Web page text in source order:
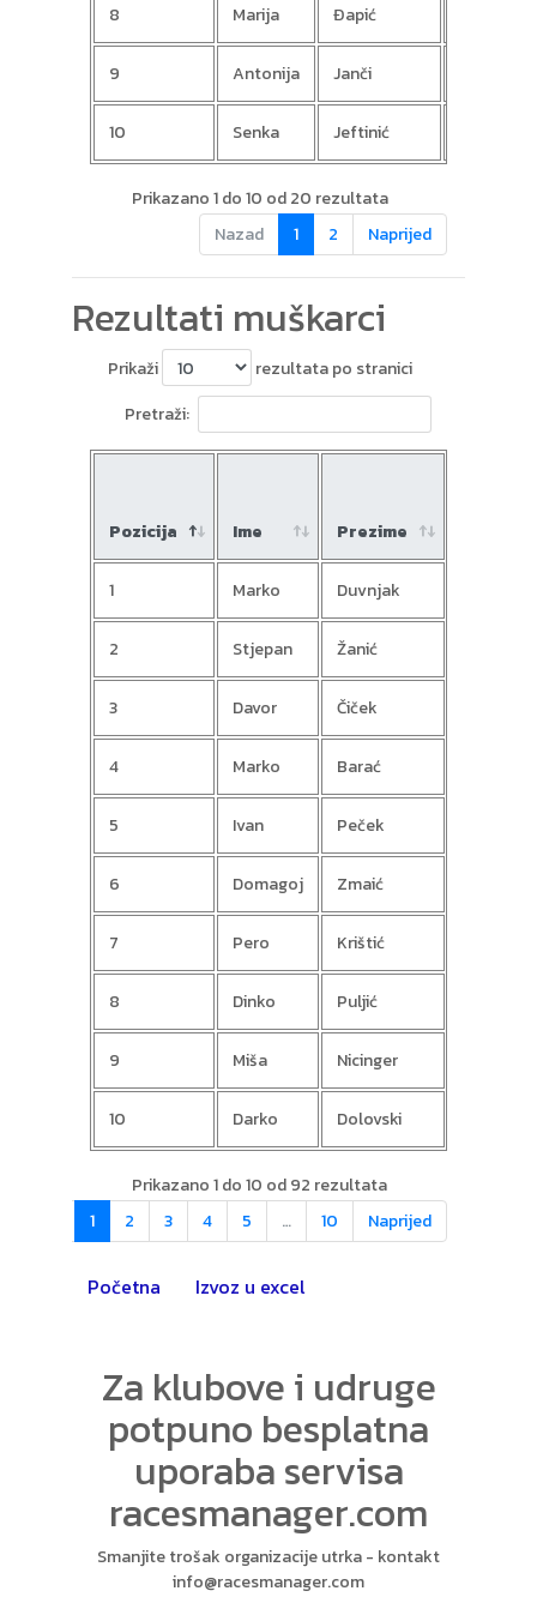
8 Marija Đapić
9 Antonija Janči
10 Senka Jeftinić
Prikazano 1 do 10 od 20 rezultata
Nazad
1 2 Naprijed
Rezultati muškarci
Prikaži
rezultata po stranici
Pretraži:
Pozicija Ime Prezime
1 Marko Duvnjak
2 Stjepan Žanić
3 Davor Čiček
4 Marko Barać
5 Ivan Peček
6 Domagoj Zmaić
7 Pero Krištić
8 Dinko Puljić
9 Miša Nicinger
10 Darko Dolovski
Prikazano 1 do 10 od 92 rezultata
1 2 3 4 5 … 10 Naprijed
Početna Izvoz u excel
Za klubove i udruge
potpuno besplatna
uporaba servisa
racesmanager.com
Smanjite trošak organizacije utrka - kontakt
info@racesmanager.com